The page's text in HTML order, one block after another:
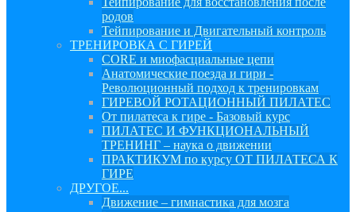
родов
Тейпирование и Двигательный контроль
ТРЕНИРОВКА С ГИРЕЙ
CORE и миофасциальные цепи
Анатомические поезда и гири -
Революционный подход к тренировкам
ГИРЕВОЙ РОТАЦИОННЫЙ ПИЛАТЕС
От пилатеса к гире - Базовый курс
ПИЛАТЕС И ФУНКЦИОНАЛЬНЫЙ
ТРЕНИНГ – наука о движении
ПРАКТИКУМ по курсу ОТ ПИЛАТЕСА К
ГИРЕ
ДРУГОЕ...
Движение – гимнастика для мозга